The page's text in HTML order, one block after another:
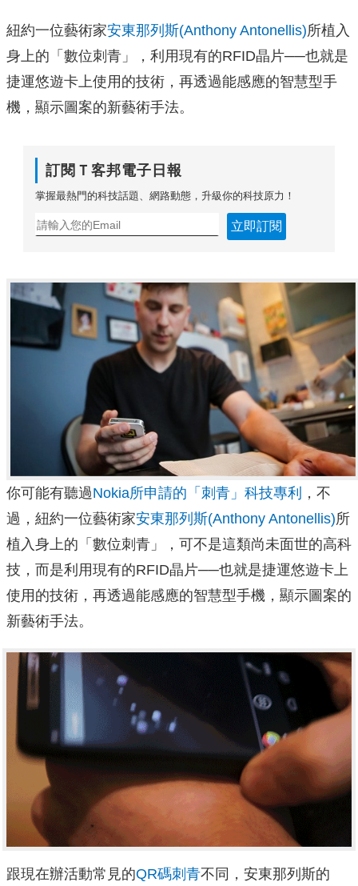
紐約一位藝術家安東那列斯(Anthony Antonellis)所植入
身上的「數位刺青」，利用現有的RFID晶片──也就是
捷運悠遊卡上使用的技術，再透過能感應的智慧型手
機，顯示圖案的新藝術手法。
訂閱Ｔ客邦電子日報
掌握最熱門的科技話題、網路動態，升級你的科技原力！
立即訂閱
你可能有聽過Nokia所申請的「刺青」科技專利
，不
過，紐約一位藝術家安東那列斯(Anthony Antonellis)所
植入身上的「數位刺青」，可不是這類尚未面世的高科
技，而是利用現有的RFID晶片──也就是捷運悠遊卡上
使用的技術，再透過能感應的智慧型手機，顯示圖案的
新藝術手法。
跟現在辦活動常見的QR碼刺青不同，安東那列斯的